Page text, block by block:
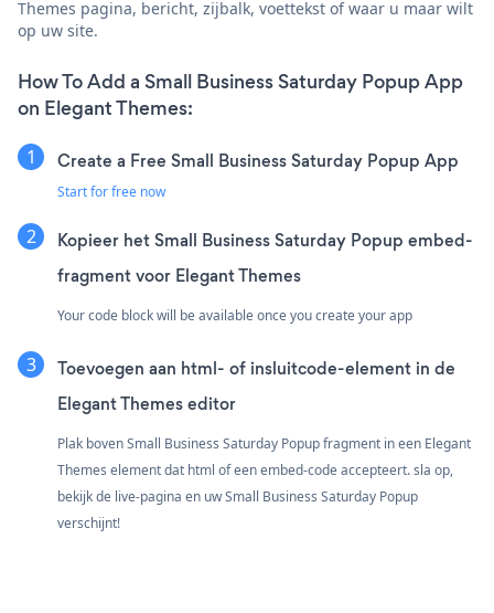
Themes pagina, bericht, zijbalk, voettekst of waar u maar wilt
op uw site.
How To Add a Small Business Saturday Popup App
on Elegant Themes:
Create a Free Small Business Saturday Popup App
Start for free now
Kopieer het Small Business Saturday Popup embed-
fragment voor Elegant Themes
Your code block will be available once you create your app
Toevoegen aan html- of insluitcode-element in de
Elegant Themes editor
Plak boven Small Business Saturday Popup fragment in een Elegant
Themes element dat html of een embed-code accepteert. sla op,
bekijk de live-pagina en uw Small Business Saturday Popup
verschijnt!